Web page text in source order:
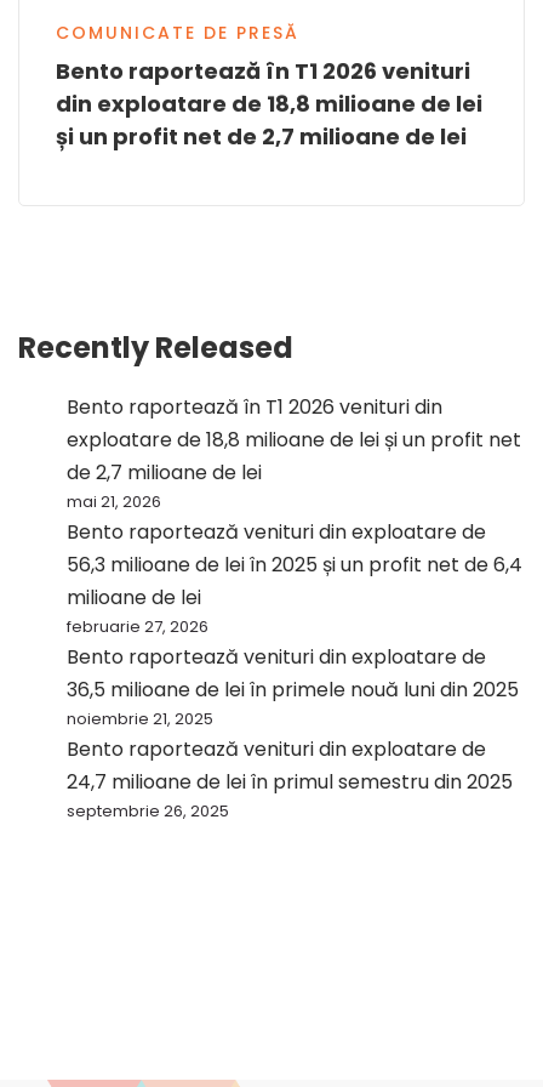
COMUNICATE DE PRESĂ
Bento raportează în T1 2026 venituri
din exploatare de 18,8 milioane de lei
și un profit net de 2,7 milioane de lei
Recently Released
Bento raportează în T1 2026 venituri din
exploatare de 18,8 milioane de lei și un profit net
de 2,7 milioane de lei
mai 21, 2026
Bento raportează venituri din exploatare de
56,3 milioane de lei în 2025 și un profit net de 6,4
milioane de lei
februarie 27, 2026
Bento raportează venituri din exploatare de
36,5 milioane de lei în primele nouă luni din 2025
noiembrie 21, 2025
Bento raportează venituri din exploatare de
24,7 milioane de lei în primul semestru din 2025
septembrie 26, 2025